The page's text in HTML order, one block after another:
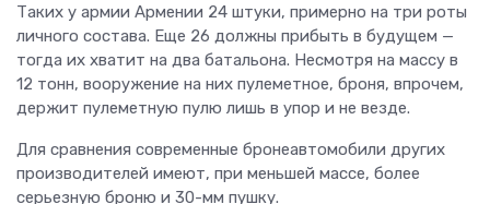
Таких у армии Армении 24 штуки, примерно на три роты
личного состава. Еще 26 должны прибыть в будущем —
тогда их хватит на два батальона. Несмотря на массу в
12 тонн, вооружение на них пулеметное, броня, впрочем,
держит пулеметную пулю лишь в упор и не везде.
Для сравнения современные бронеавтомобили других
производителей имеют, при меньшей массе, более
серьезную броню и 30-мм пушку.